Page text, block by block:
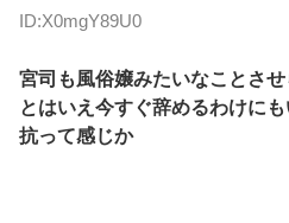
ID:X0mgY89U0
宮司も風俗嬢みたいなことさ
とはいえ今すぐ辞めるわけに
抗って感じか